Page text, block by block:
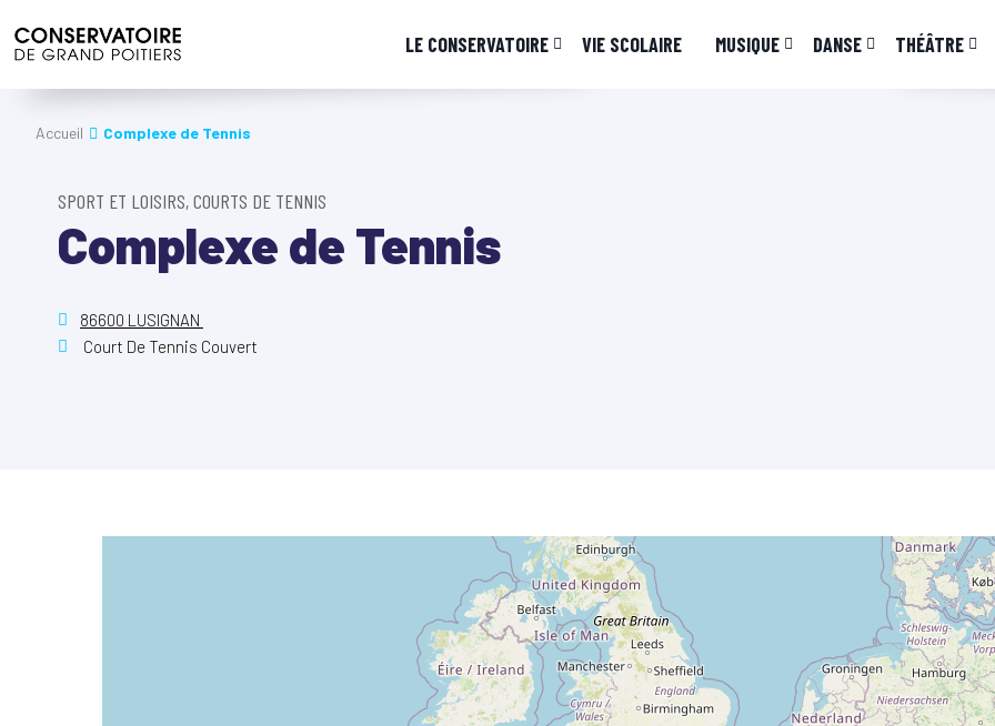
LE CONSERVATOIRE VIE SCOLAIRE MUSIQUE DANSE THÉÂTRE
Accueil Complexe de Tennis
SPORT ET LOISIRS, COURTS DE TENNIS
Complexe de Tennis
86600 LUSIGNAN
Court De Tennis Couvert